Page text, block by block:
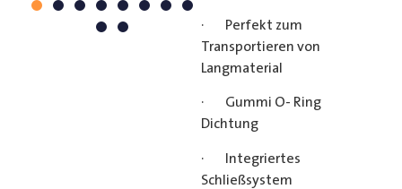
· Perfekt zum
Transportieren von
Langmaterial
· Gummi O- Ring
Dichtung
· Integriertes
Schließsystem